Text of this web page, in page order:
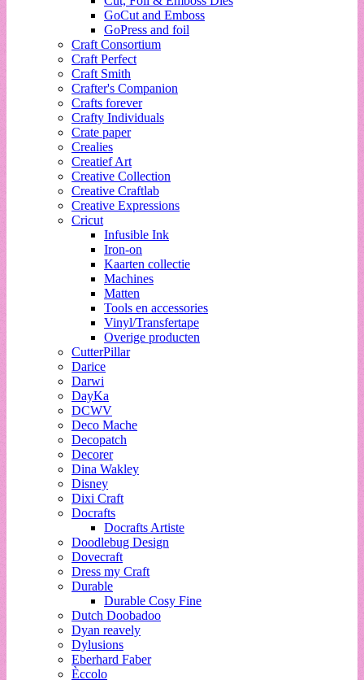
GoCut and Emboss
GoPress and foil
Craft Consortium
Craft Perfect
Craft Smith
Crafter's Companion
Crafts forever
Crafty Individuals
Crate paper
Crealies
Creatief Art
Creative Collection
Creative Craftlab
Creative Expressions
Cricut
Infusible Ink
Iron-on
Kaarten collectie
Machines
Matten
Tools en accessories
Vinyl/Transfertape
Overige producten
CutterPillar
Darice
Darwi
DayKa
DCWV
Deco Mache
Decopatch
Decorer
Dina Wakley
Disney
Dixi Craft
Docrafts
Docrafts Artiste
Doodlebug Design
Dovecraft
Dress my Craft
Durable
Durable Cosy Fine
Dutch Doobadoo
Dyan reavely
Dylusions
Eberhard Faber
Èccolo